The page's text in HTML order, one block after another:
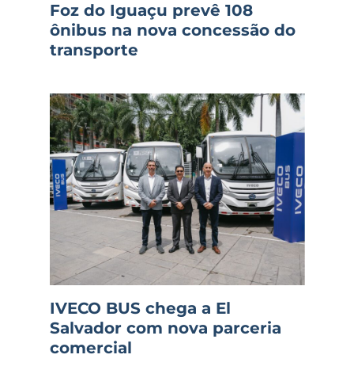
Foz do Iguaçu prevê 108
ônibus na nova concessão do
transporte
IVECO BUS chega a El
Salvador com nova parceria
comercial